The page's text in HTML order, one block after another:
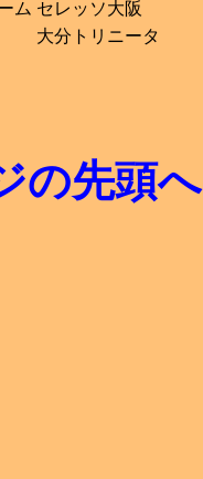
ム セレッソ大阪
大分トリニータ
の先頭へ